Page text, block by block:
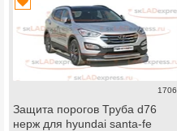
1706
Защита порогов Труба d76
нерж для hyundai santa-fe